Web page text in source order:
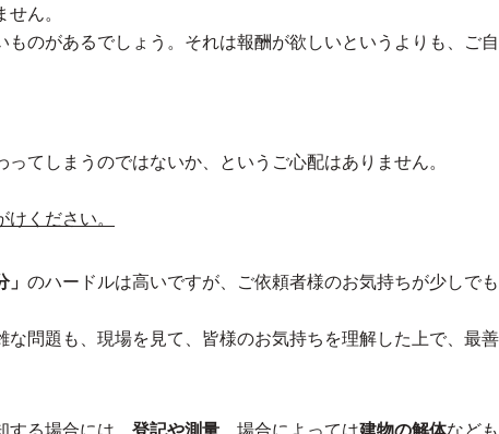
ん。
のがあるでしょう。それは報酬が欲しいというよりも、ご自
てしまうのではないか、というご心配はありません。
ください。
」 のハードルは高いですが、ご依頼者様のお気持ちが少しでも
問題も、現場を見て、 皆様のお気持ちを理解した上で、最善
る場合には、 登記や測量 、場合によっては建物の解体なども